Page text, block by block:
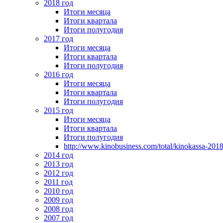
2018 год
Итоги месяца
Итоги квартала
Итоги полугодия
2017 год
Итоги месяца
Итоги квартала
Итоги полугодия
2016 год
Итоги месяца
Итоги квартала
Итоги полугодия
2015 год
Итоги месяца
Итоги квартала
Итоги полугодия
http://www.kinobusiness.com/total/kinokassa-
2014 год
2013 год
2012 год
2011 год
2010 год
2009 год
2008 год
2007 год